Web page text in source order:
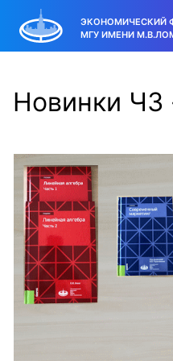
ЭКОНОМИЧЕСКИЙ
МГУ ИМЕНИ
Новинки ЧЗ